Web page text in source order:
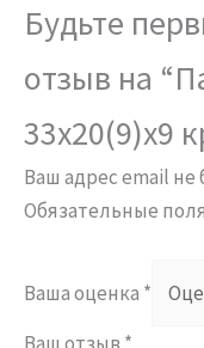
Будьте
отзыв на
33х20(9)х9
Ваш адрес email не
Обязательные
Ваша оценка *